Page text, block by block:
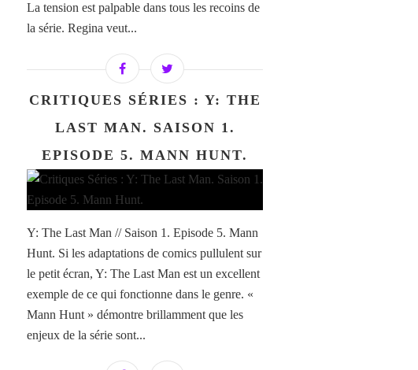
La tension est palpable dans tous les recoins de
la série. Regina veut...
CRITIQUES SÉRIES : Y: THE
LAST MAN. SAISON 1.
EPISODE 5. MANN HUNT.
Y: The Last Man // Saison 1. Episode 5. Mann
Hunt. Si les adaptations de comics pullulent sur
le petit écran, Y: The Last Man est un excellent
exemple de ce qui fonctionne dans le genre. «
Mann Hunt » démontre brillamment que les
enjeux de la série sont...